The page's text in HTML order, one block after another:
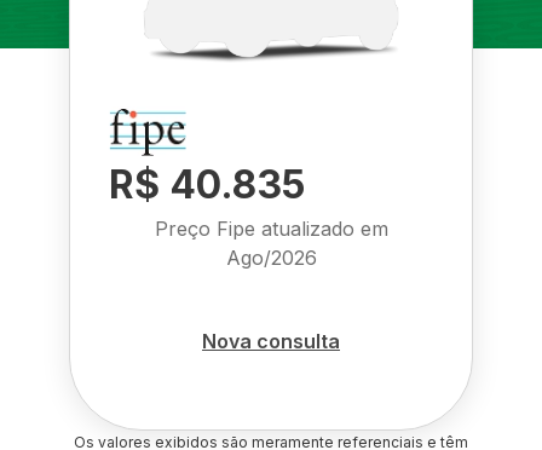
R$ 40.835
Preço Fipe atualizado em
Ago/2026
Nova consulta
Os valores exibidos são meramente referenciais e têm